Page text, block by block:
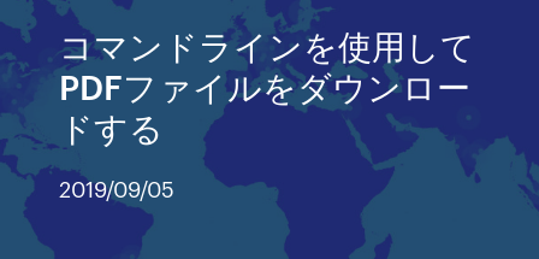
コマンドラインを使用して
PDFファイルをダウンロー
ドする
2019/09/05